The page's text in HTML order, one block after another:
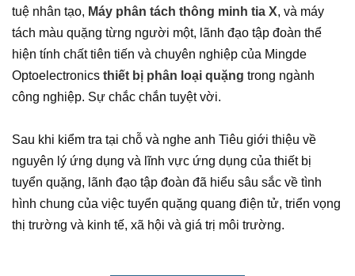
tuệ nhân tạo, Máy phân tách thông minh tia X, và máy
tách màu quặng từng người một, lãnh đạo tập đoàn thể
hiện tính chất tiên tiến và chuyên nghiệp của Mingde
Optoelectronics thiết bị phân loại quặng trong ngành
công nghiệp. Sự chắc chắn tuyệt vời.
Sau khi kiểm tra tại chỗ và nghe anh Tiêu giới thiệu về
nguyên lý ứng dụng và lĩnh vực ứng dụng của thiết bị
tuyển quặng, lãnh đạo tập đoàn đã hiểu sâu sắc về tình
hình chung của việc tuyển quặng quang điện tử, triển vọng
thị trường và kinh tế, xã hội và giá trị môi trường.